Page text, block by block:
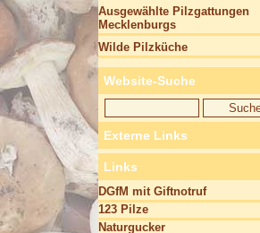
Ausgewählte Pilzgattungen
Mecklenburgs
Wilde Pilzküche
Website-Suche
Externe Links
Links
DGfM mit Giftnotruf
123 Pilze
Naturgucker